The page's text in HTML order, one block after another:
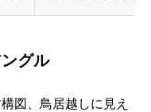
グル
図、鳥居越しに見え